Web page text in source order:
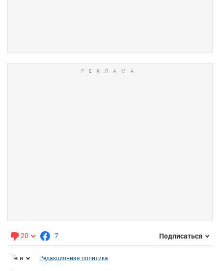
20 7 Подписаться
Теги Редакционная политика